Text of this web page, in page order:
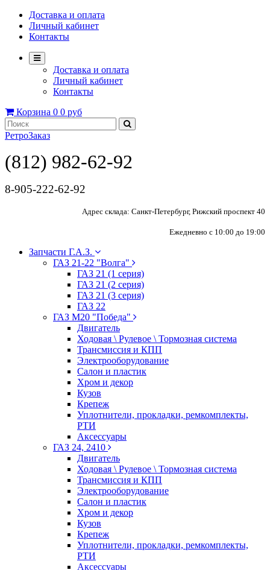
Доставка и оплата
Личный кабинет
Контакты
Доставка и оплата
Личный кабинет
Контакты
Корзина 0 0 руб
РетроЗаказ
(812) 982-62-92
8-905-222-62-92
Адрес склада: Санкт-Петербург, Рижский проспект 40
Ежедневно с 10:00 до 19:00
Запчасти Г.А.З.
ГАЗ 21-22 "Волга"
ГАЗ 21 (1 серия)
ГАЗ 21 (2 серия)
ГАЗ 21 (3 серия)
ГАЗ 22
ГАЗ М20 "Победа"
Двигатель
Ходовая \ Рулевое \ Тормозная система
Трансмиссия и КПП
Электрооборудование
Салон и пластик
Хром и декор
Кузов
Крепеж
Уплотнители, прокладки, ремкомплекты,
РТИ
Аксессуары
ГАЗ 24, 2410
Двигатель
Ходовая \ Рулевое \ Тормозная система
Трансмиссия и КПП
Электрооборудование
Салон и пластик
Хром и декор
Кузов
Крепеж
Уплотнители, прокладки, ремкомплекты,
РТИ
Аксессуары